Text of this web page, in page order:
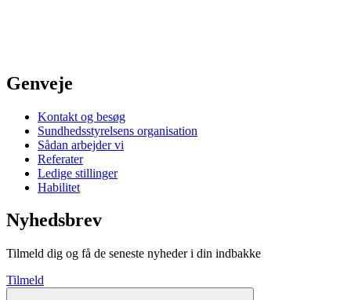
Genveje
Kontakt og besøg
Sundhedsstyrelsens organisation
Sådan arbejder vi
Referater
Ledige stillinger
Habilitet
Nyhedsbrev
Tilmeld dig og få de seneste nyheder i din indbakke
Tilmeld